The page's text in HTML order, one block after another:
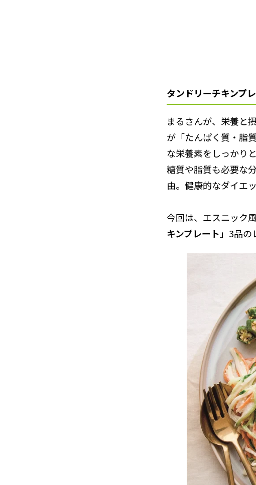
タンドリーチキンプ
まるさんが、栄養と
が「たんぱく質・脂
な栄養素をしっかり
糖質や脂質も必要な
由。健康的なダイエ
今回は、エスニック
キンプレート」 3品の